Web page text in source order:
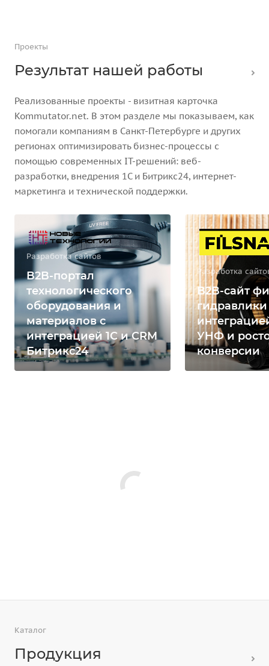
Проекты
Результат нашей работы
Реализованные проекты - визитная карточка
Kommutator.net. В этом разделе мы показываем, как
помогали компаниям в Санкт-Петербурге и других
регионах оптимизировать бизнес-процессы с
помощью современных IT-решений: веб-
разработки, внедрения 1С и Битрикс24, интернет-
маркетинга и технической поддержки.
Разработка сайтов
B2B-портал
технологического
оборудования и
материалов с
интеграцией 1С и CRM
Битрикс24
Разработка
B2B-сайт
гидравлики
УНФ и
конверсии
Каталог
Продукция